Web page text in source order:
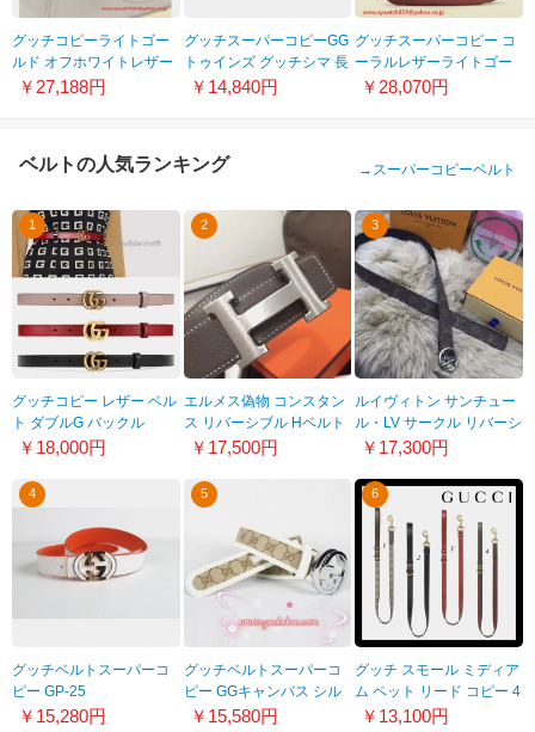
グッチコピーライトゴー
ルド オフホワイトレザー
ショルダーバッグ282309
￥27,188円
グッチスーパーコピーGG
トゥインズ グッチシマ 長
財布 ブラック
￥14,840円
グッチスーパーコピー コ
ーラルレザーライトゴー
ルド246907 AL90Z 6411
￥28,070円
ベルトの人気ランキング → スーパーコピーベルト
1
グッチコピー レザー ベル
ト ダブルG バックル
201116B148091096
￥18,000円
2
エルメス偽物 コンスタン
ス リバーシブル Hベルト
エトゥープ14809109996
￥17,500円
3
ルイヴィトン サンチュー
ル・LV サークル リバーシ
ブルM9935U
￥17,300円
4
グッチベルトスーパーコ
ピー GP-25
￥15,280円
5
グッチベルトスーパーコ
ピー GGキャンバス シル
バー金具 牛革 gu-84
￥15,580円
6
グッチ スモール ミディア
ム ペット リード コピー 4
色 6929492ZGHG8367
￥13,100円